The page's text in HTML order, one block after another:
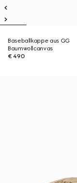
Baseballkappe aus GG
Baumwollcanvas
€ 490